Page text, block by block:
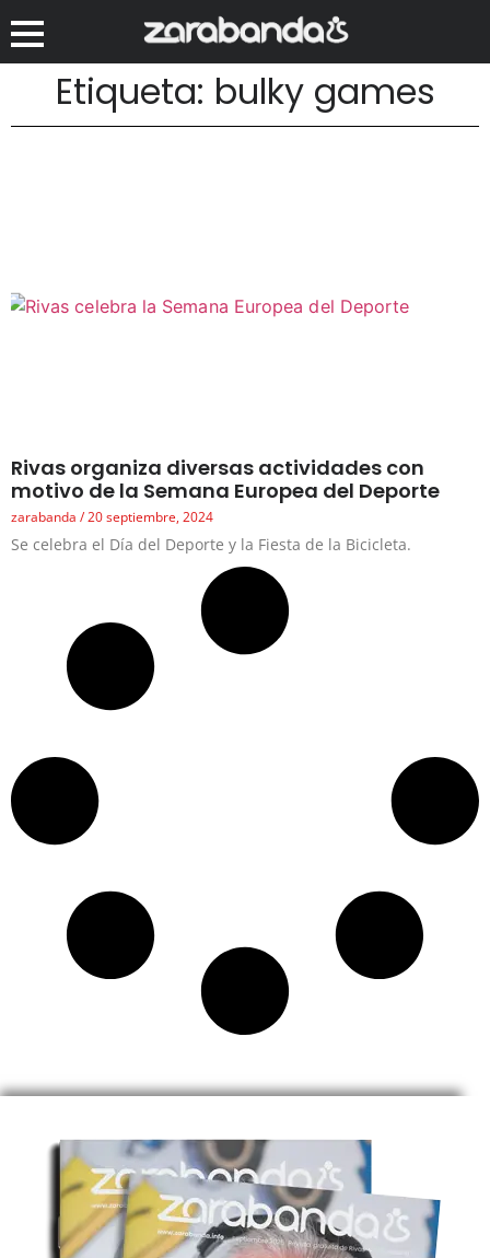
Etiqueta: bulky games
Rivas organiza diversas actividades con
motivo de la Semana Europea del Deporte
zarabanda 20 septiembre, 2024
Se celebra el Día del Deporte y la Fiesta de la Bicicleta.